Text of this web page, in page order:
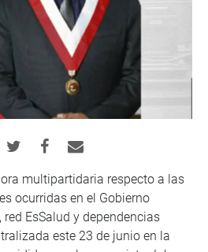
multipartidaria respecto a las
ocurridas en el Gobierno
EsSalud y dependencias
este 23 de junio en la